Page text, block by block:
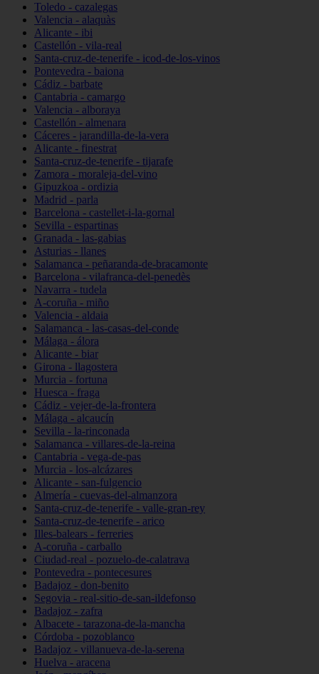
Toledo - cazalegas
Valencia - alaquàs
Alicante - ibi
Castellón - vila-real
Santa-cruz-de-tenerife - icod-de-los-vinos
Pontevedra - baiona
Cádiz - barbate
Cantabria - camargo
Valencia - alboraya
Castellón - almenara
Cáceres - jarandilla-de-la-vera
Alicante - finestrat
Santa-cruz-de-tenerife - tijarafe
Zamora - moraleja-del-vino
Gipuzkoa - ordizia
Madrid - parla
Barcelona - castellet-i-la-gornal
Sevilla - espartinas
Granada - las-gabias
Asturias - llanes
Salamanca - peñaranda-de-bracamonte
Barcelona - vilafranca-del-penedès
Navarra - tudela
A-coruña - miño
Valencia - aldaia
Salamanca - las-casas-del-conde
Málaga - álora
Alicante - biar
Girona - llagostera
Murcia - fortuna
Huesca - fraga
Cádiz - vejer-de-la-frontera
Málaga - alcaucín
Sevilla - la-rinconada
Salamanca - villares-de-la-reina
Cantabria - vega-de-pas
Murcia - los-alcázares
Alicante - san-fulgencio
Almería - cuevas-del-almanzora
Santa-cruz-de-tenerife - valle-gran-rey
Santa-cruz-de-tenerife - arico
Illes-balears - ferreries
A-coruña - carballo
Ciudad-real - pozuelo-de-calatrava
Pontevedra - pontecesures
Badajoz - don-benito
Segovia - real-sitio-de-san-ildefonso
Badajoz - zafra
Albacete - tarazona-de-la-mancha
Córdoba - pozoblanco
Badajoz - villanueva-de-la-serena
Huelva - aracena